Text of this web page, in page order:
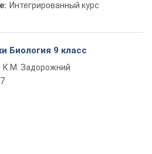
Интегрированный курс
Биология 9 класс
К.М. Задорожний